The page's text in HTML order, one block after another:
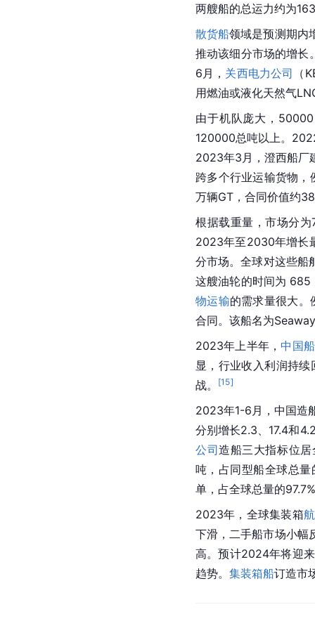
两艘船的总运力约为
散货船领域是预测期内
推动该细分市场的增长
6月， 关西电力公司 （
用燃油或液化天然气
由于机队庞大，
120000总吨以上。
2023年3月，澄西船厂
跨多个行业运输货物
万辆GT，合同价值约
根据载重量，市场分
2023年至2030年增长
分市场。全球对这些船
这艘油轮的时间为 685
物运输的需求量很大
合同。该船名为
2023年上半年，中国
显，行业收入利润持续
战。
[15]
2023年1-6月，中国造
分别增长2.3、17.4和
公司造船三大指标位居
吨，占同型船全球总量
单，占全球总量的
2023年，全球集装箱
下滑，二手船市场小幅
高。预计2024年将迎
趋势。 集装箱船订造市